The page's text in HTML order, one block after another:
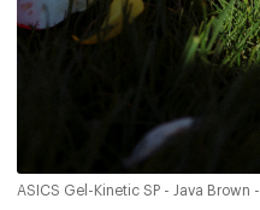
ASICS Gel-Kinetic SP - Java